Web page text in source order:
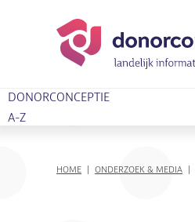
DONORCONCEPTIE
A-Z
KRUIMELPAD
HOME ONDERZOEK & MEDIA